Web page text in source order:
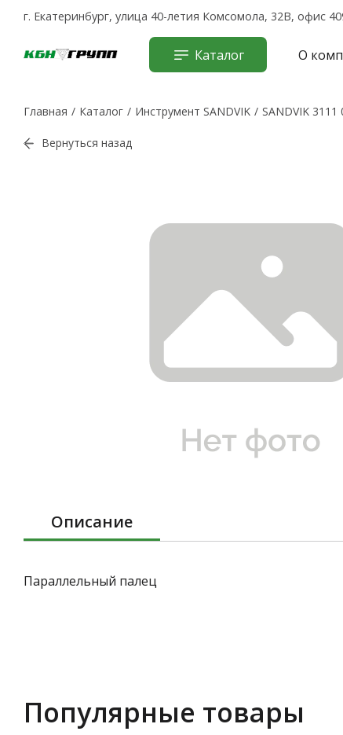
г. Екатеринбург, улица 40-летия Комсомола, 32В, офис
Каталог О
Главная Каталог Инструмент SANDVIK SANDVIK
Вернуться назад
Описание
Параллельный палец
Популярные товары